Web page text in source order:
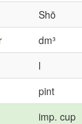
Shō
dm³
l
pint
imp. cup